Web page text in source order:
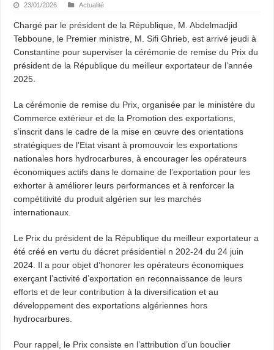
23/01/2026 Actualité
Chargé par le président de la République, M. Abdelmadjid
Tebboune, le Premier ministre, M. Sifi Ghrieb, est arrivé jeudi à
Constantine pour superviser la cérémonie de remise du Prix du
président de la République du meilleur exportateur de l’année
2025.
La cérémonie de remise du Prix, organisée par le ministère du
Commerce extérieur et de la Promotion des exportations,
s’inscrit dans le cadre de la mise en œuvre des orientations
stratégiques de l’Etat visant à promouvoir les exportations
nationales hors hydrocarbures, à encourager les opérateurs
économiques actifs dans le domaine de l’exportation pour les
exhorter à améliorer leurs performances et à renforcer la
compétitivité du produit algérien sur les marchés
internationaux.
Le Prix du président de la République du meilleur exportateur a
été créé en vertu du décret présidentiel n 202-24 du 24 juin
2024. Il a pour objet d’honorer les opérateurs économiques
exerçant l’activité d’exportation en reconnaissance de leurs
efforts et de leur contribution à la diversification et au
développement des exportations algériennes hors
hydrocarbures.
Pour rappel, le Prix consiste en l’attribution d’un bouclier